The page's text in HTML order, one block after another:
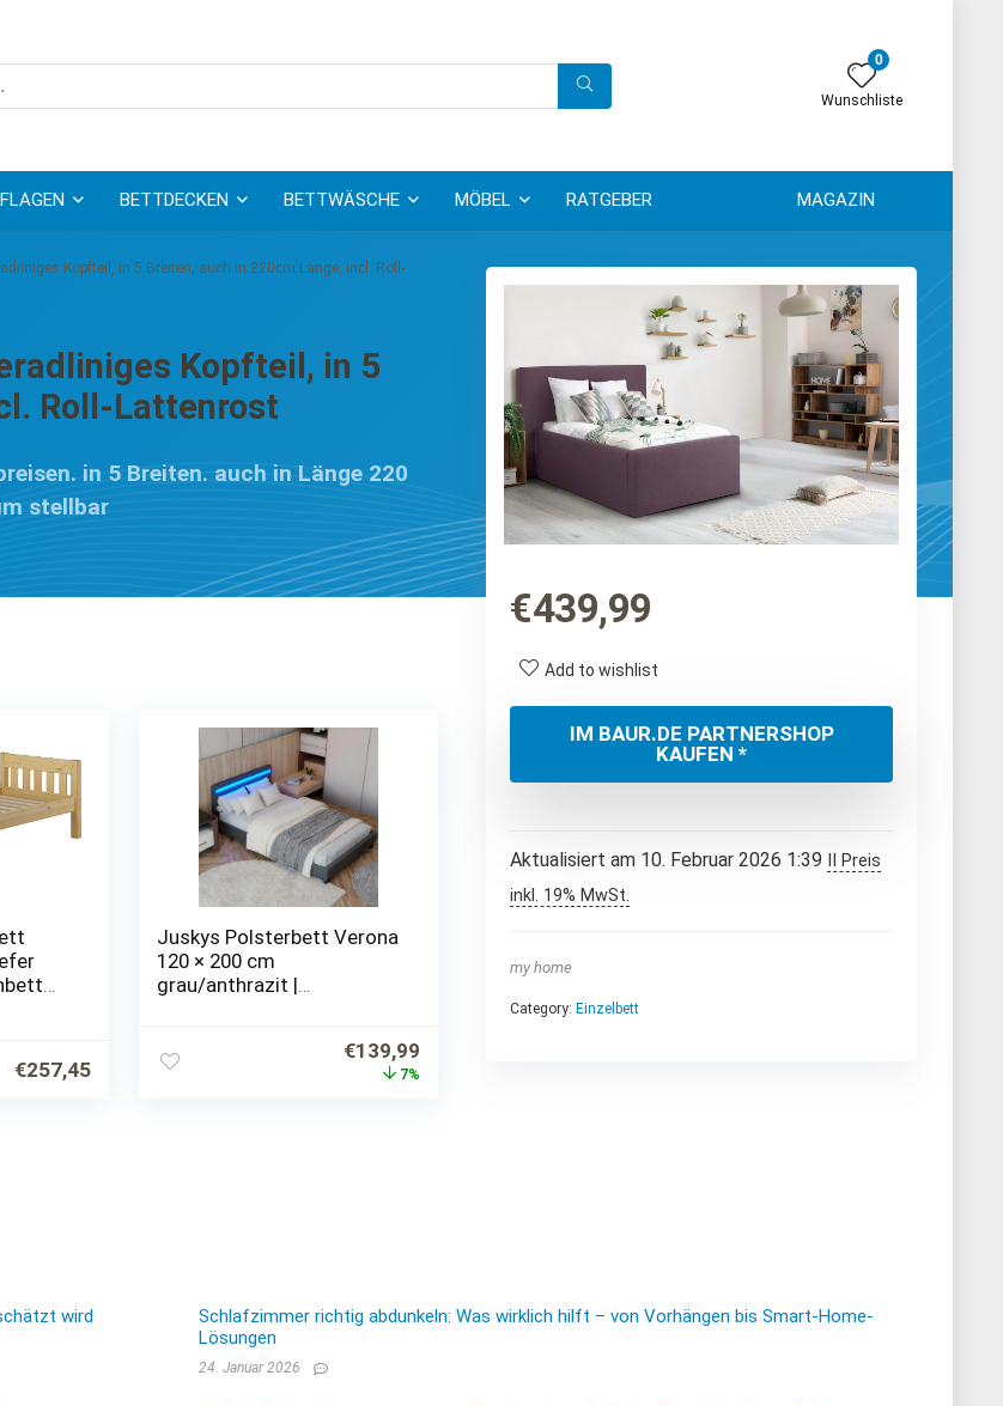
0
Wunschliste
BETTDECKEN BETTWÄSCHE MÖBEL RATGEBER MAGAZIN
Kopfteil, in 5 Breiten, auch in 220cm Länge, incl. Roll-
Kopfteil, in 5
Roll-Lattenrost
€439,99
Add to wishlist
IM BAUR.DE PARTNERSHOP
KAUFEN *
Aktualisiert am 10. Februar 2026 1:39
II Preis
inkl. 19% MwSt.
my home
Category: Einzelbett
in 5 Breiten. auch in Länge 220
stellbar
€257,45
Juskys Polsterbett Verona
120 × 200 cm
grau/anthrazit |
Lattenrost | EinzelbettUrsprünglicher
Preis
€139,99Aktueller
Preis
7%
wird
Schlafzimmer richtig abdunkeln: Was wirklich hilft – von Vorhängen bis Smart-Home-
Lösungen
24. Januar 2026